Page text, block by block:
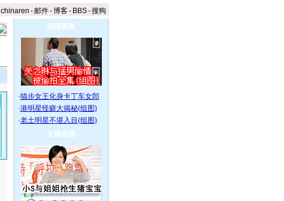
chinaren -邮件-博客- BBS-搜狗
热辣图集
·猫步女王化身卡丁车女郎
·港明星怪癖大揭秘(组图)
·老土明星不堪入目(组图)
火爆视频